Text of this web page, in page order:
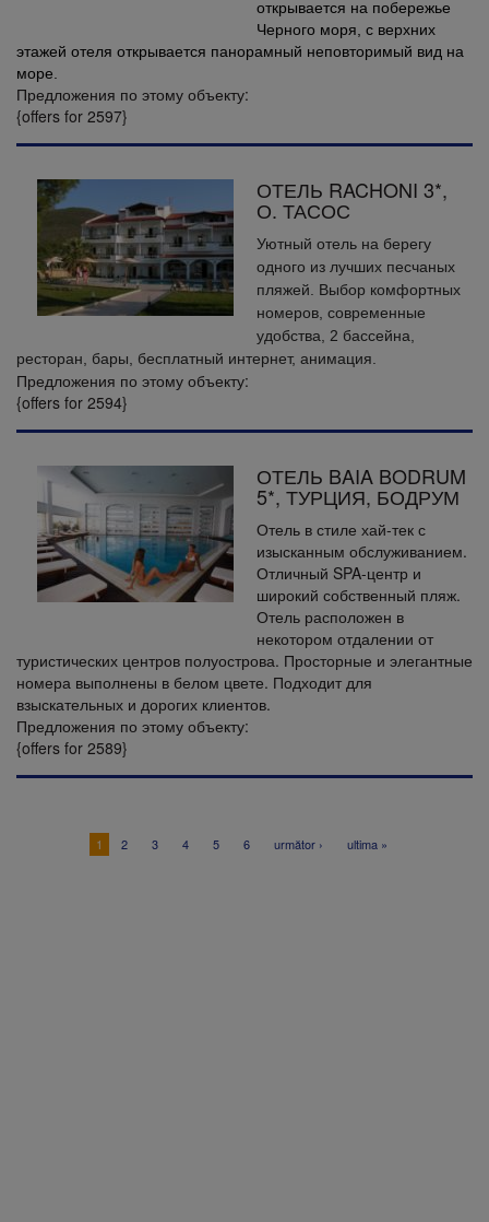
открывается на побережье
Черного моря, с верхних
этажей отеля открывается панорамный неповторимый вид на
море.
Предложения по этому объекту:
{offers for 2597}
ОТЕЛЬ RACHONI 3*,
О. ТАСОС
Уютный отель на берегу
одного из лучших песчаных
пляжей. Выбор комфортных
номеров, современные
удобства, 2 бассейна,
ресторан, бары, бесплатный интернет, анимация.
Предложения по этому объекту:
{offers for 2594}
ОТЕЛЬ BAIA BODRUM
5*, ТУРЦИЯ, БОДРУМ
Отель в стиле хай-тек с
изысканным обслуживанием.
Отличный SPA-центр и
широкий собственный пляж.
Отель расположен в
некотором отдалении от
туристических центров полуострова. Просторные и элегантные
номера выполнены в белом цвете. Подходит для
взыскательных и дорогих клиентов.
Предложения по этому объекту:
{offers for 2589}
1 2 3 4 5 6 următor › ultima »